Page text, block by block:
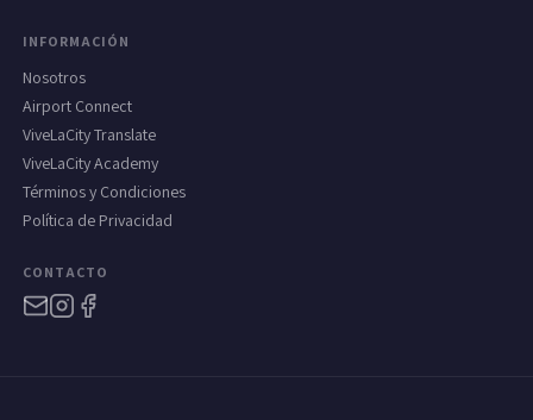
INFORMACIÓN
Nosotros
Airport Connect
ViveLaCity Translate
ViveLaCity Academy
Términos y Condiciones
Política de Privacidad
CONTACTO